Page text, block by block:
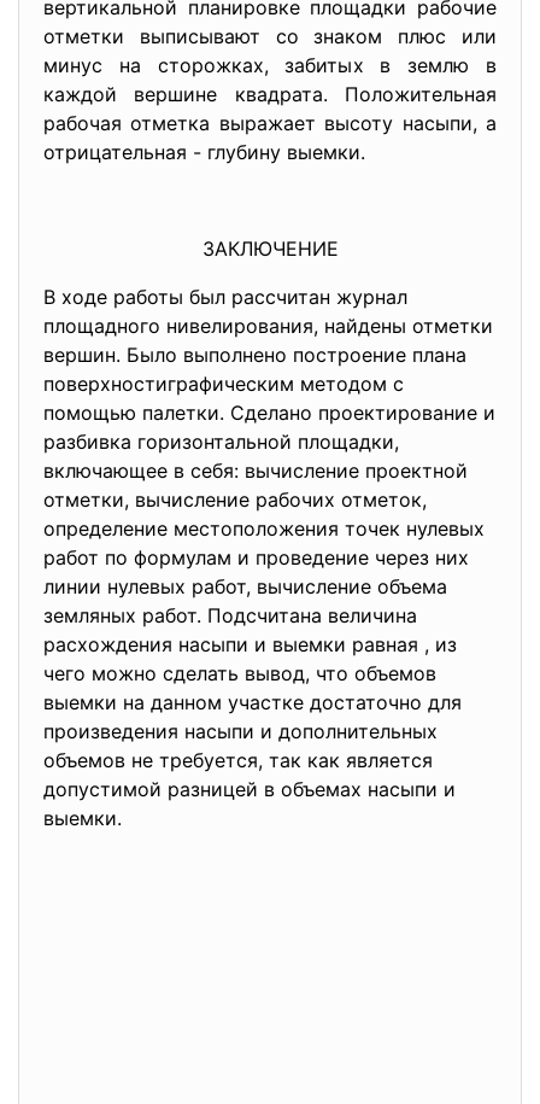
вертикальной планировке площадки рабочие
отметки выписывают со знаком плюс или
минус на сторожках, забитых в землю в
каждой вершине квадрата. Положительная
рабочая отметка выражает высоту насыпи, а
отрицательная - глубину выемки.
ЗАКЛЮЧЕНИЕ
В ходе работы был рассчитан журнал
площадного нивелирования, найдены отметки
вершин. Было выполнено построение плана
поверхностиграфическим методом с
помощью палетки. Сделано проектирование и
разбивка горизонтальной площадки,
включающее в себя: вычисление проектной
отметки, вычисление рабочих отметок,
определение местоположения точек нулевых
работ по формулам и проведение через них
линии нулевых работ, вычисление объема
земляных работ. Подсчитана величина
расхождения насыпи и выемки равная , из
чего можно сделать вывод, что объемов
выемки на данном участке достаточно для
произведения насыпи и дополнительных
объемов не требуется, так как является
допустимой разницей в объемах насыпи и
выемки.